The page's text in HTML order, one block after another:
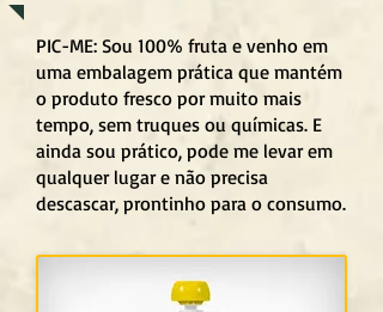
PIC-ME: Sou 100% fruta e venho em
uma embalagem prática que mantém
o produto fresco por muito mais
tempo, sem truques ou químicas. E
ainda sou prático, pode me levar em
qualquer lugar e não precisa
descascar, prontinho para o consumo.